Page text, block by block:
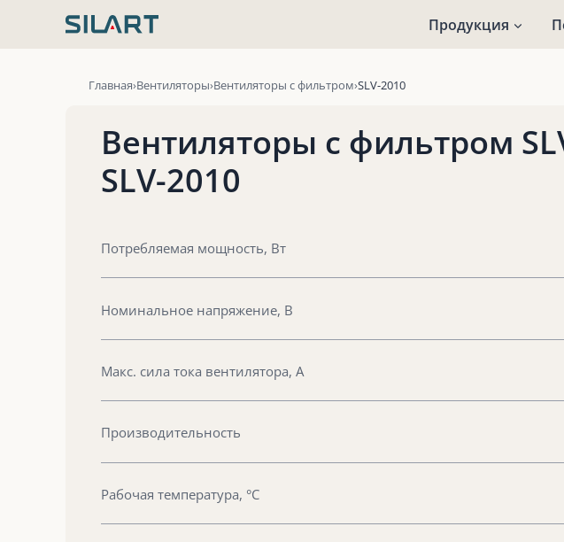
Продукция
Главная Вентиляторы Вентиляторы с фильтром SLV-2010
Вентиляторы с фильтром
SLV-2010
Потребляемая мощность, Вт
Номинальное напряжение, В
Макс. сила тока вентилятора, А
Производительность
Рабочая температура, °С